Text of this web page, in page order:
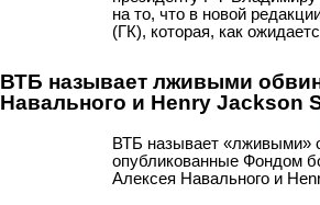
на то, что в новой
(ГК), которая, как
ВТБ называет лживыми
Навального и Henry Jackson
ВТБ называет «лживыми»
опубликованные Фондом
Алексея Навального и